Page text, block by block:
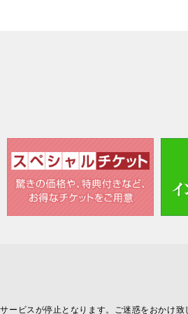
ビスが停止となります。ご迷惑をおかけ致